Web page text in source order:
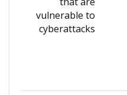
vulnerable to
cyberattacks